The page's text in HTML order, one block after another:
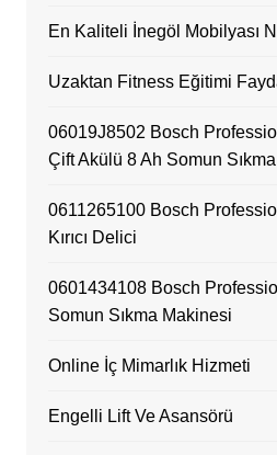
En Kaliteli İnegöl Mobilyası
Uzaktan Fitness Eğitimi
06019J8502 Bosch
Çift Akülü 8 Ah Somun
0611265100 Bosch
Kırıcı Delici
0601434108 Bosch
Somun Sıkma Makinesi
Online İç Mimarlık Hizmeti
Engelli Lift Ve Asansörü